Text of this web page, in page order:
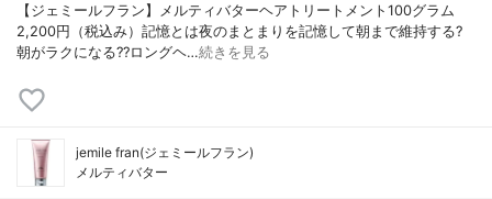
【ジェミールフラン】メルティバターヘアトリートメント100グラム
2,200円（税込み）記憶とは夜のまとまりを記憶して朝まで維持する?
朝がラクになる??ロングヘ…続きを見る
jemile fran(ジェミールフラン)
メルティバター